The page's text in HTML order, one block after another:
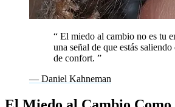
“ El miedo al cambio no es tu
una señal de que estás
de confort. ”
— Daniel Kahneman